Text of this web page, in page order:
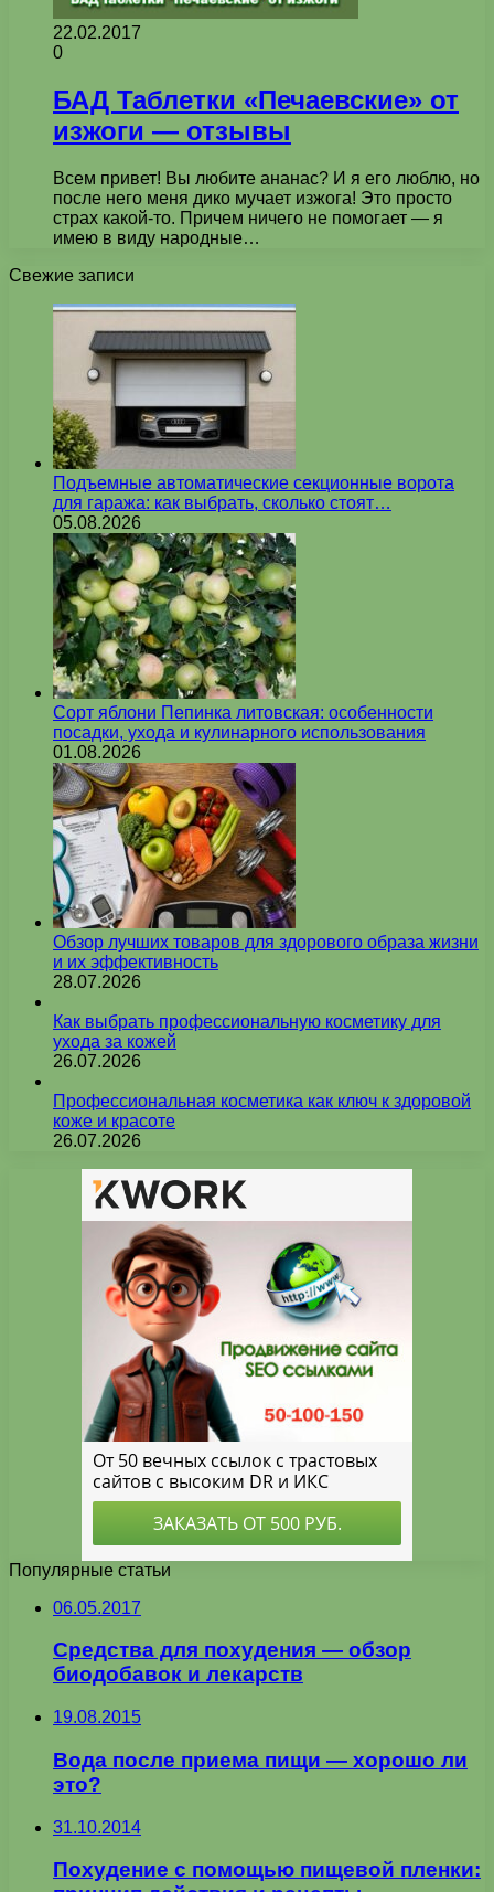
22.02.2017
0
БАД Таблетки «Печаевские» от
изжоги — отзывы
Всем привет! Вы любите ананас? И я его люблю, но
после него меня дико мучает изжога! Это просто
страх какой-то. Причем ничего не помогает — я
имею в виду народные…
Свежие записи
Подъемные автоматические секционные ворота
для гаража: как выбрать, сколько стоят…
05.08.2026
Сорт яблони Пепинка литовская: особенности
посадки, ухода и кулинарного использования
01.08.2026
Обзор лучших товаров для здорового образа жизни
и их эффективность
28.07.2026
Как выбрать профессиональную косметику для
ухода за кожей
26.07.2026
Профессиональная косметика как ключ к здоровой
коже и красоте
26.07.2026
Популярные статьи
06.05.2017
Средства для похудения — обзор
биодобавок и лекарств
19.08.2015
Вода после приема пищи — хорошо ли
это?
31.10.2014
Похудение с помощью пищевой пленки: